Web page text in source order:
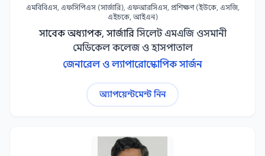
এমবিবিএস, এফসিপিএস (সার্জারি), এফআরসিএস, প্রশিক্ষণ (ইউকে, এসজি,
এইচকে, আইএন)
সাবেক অধ্যাপক, সার্জারি সিলেট এমএজি ওসমানী
মেডিকেল কলেজ ও হাসপাতাল
জেনারেল ও ল্যাপারোস্কোপিক সার্জন
অ্যাপয়েন্টমেন্ট নিন